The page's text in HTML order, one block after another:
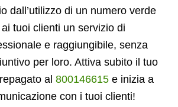
dall’utilizzo di un numero verde
tuoi clienti un servizio di
e raggiungibile, senza
per loro. Attiva subito il tuo
al 800146615 e inizia a
con i tuoi clienti!